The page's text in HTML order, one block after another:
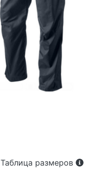
Таблица размеров